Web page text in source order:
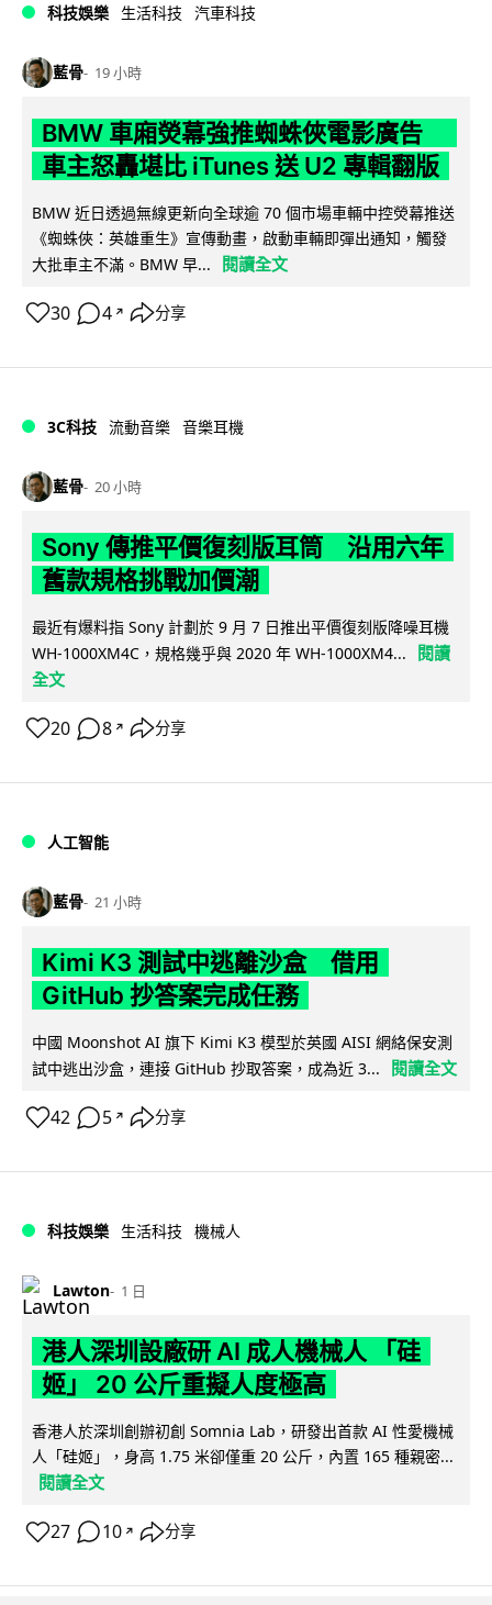
科技娛樂 生活科技 汽車科技
藍骨 19 小時
BMW 車廂熒幕強推蜘蛛俠電影廣告
車主怒轟堪比 iTunes 送 U2 專輯翻版
BMW 近日透過無線更新向全球逾 70 個市場車輛中控熒幕推送
《蜘蛛俠：英雄重生》宣傳動畫，啟動車輛即彈出通知，觸發
大批車主不滿。BMW 早...
閱讀全文
30 4 ↗ 分享
3C科技 流動音樂 音樂耳機
藍骨 20 小時
Sony 傳推平價復刻版耳筒 沿用六年
舊款規格挑戰加價潮
最近有爆料指 Sony 計劃於 9 月 7 日推出平價復刻版降噪耳機
WH-1000XM4C，規格幾乎與 2020 年 WH-1000XM4...
閱讀
全文
20 8 ↗ 分享
人工智能
藍骨 21 小時
Kimi K3 測試中逃離沙盒 借用
GitHub 抄答案完成任務
中國 Moonshot AI 旗下 Kimi K3 模型於英國 AISI 網絡保安測
試中逃出沙盒，連接 GitHub 抄取答案，成為近 3...
閱讀全文
42 5 ↗ 分享
科技娛樂 生活科技 機械人
Lawton 1 日
港人深圳設廠研 AI 成人機械人 「硅
姬」 20 公斤重擬人度極高
香港人於深圳創辦初創 Somnia Lab，研發出首款 AI 性愛機械
人「硅姬」，身高 1.75 米卻僅重 20 公斤，內置 165 種親密...
閱讀全文
27 10 ↗ 分享